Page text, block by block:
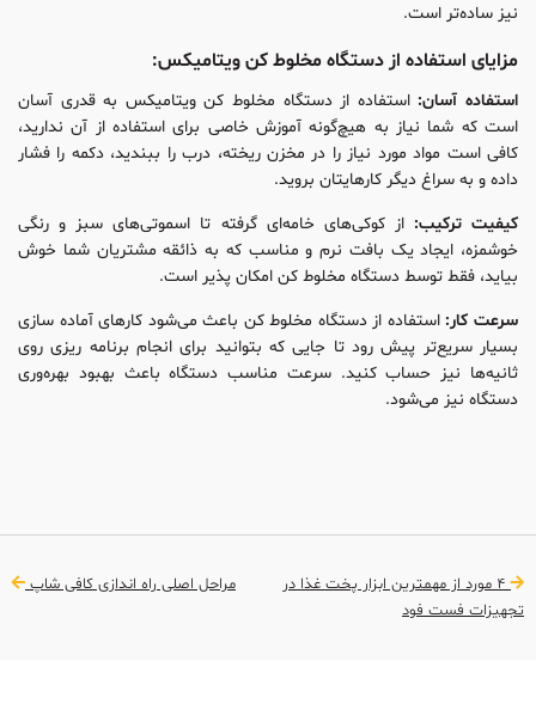
نیز ساده‌تر است.
مزایای استفاده از دستگاه مخلوط کن ویتامیکس:
استفاده آسان: استفاده از دستگاه مخلوط‌ کن ویتامیکس به قدری آسان
است که شما نیاز به هیچ‌گونه آموزش خاصی برای استفاده از آن ندارید،
کافی است مواد مورد نیاز را در مخزن ریخته، درب را ببندید، دکمه را فشار
داده و به سراغ دیگر کارهایتان بروید.
کیفیت ترکیب: از کوکی‌های خامه‌ای گرفته تا اسموتی‌های سبز و رنگی
خوشمزه، ایجاد یک بافت نرم و مناسب که به ذائقه‌ مشتریان شما خوش
بیاید، فقط توسط دستگاه مخلوط‌ کن امکان پذیر است.
سرعت کار: استفاده از دستگاه مخلوط کن باعث می‌شود کارهای آماده سازی
بسیار سریع‌تر پیش رود تا جایی که بتوانید برای انجام برنامه ریزی روی
ثانیه‌ها نیز حساب کنید. سرعت مناسب دستگاه باعث بهبود بهره‌وری
دستگاه نیز می‌شود.
4 مورد از مهمترین ابزار پخت غذا در
تجهیزات فست فود
مراحل اصلی راه اندازی کافی شاپ